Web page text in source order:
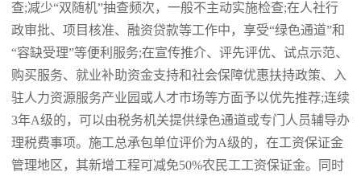
查;减少“双随机”抽查频次，一般不主动实施检查;在人社行
政审批、项目核准、融资贷款等工作中，享受“绿色通道”和
“容缺受理”等便利服务;在宣传推介、评先评优、试点示范、
购买服务、就业补助资金支持和社会保障优惠扶持政策、入
驻人力资源服务产业园或人才市场等方面予以优先推荐;连续
3年A级的，可以由税务机关提供绿色通道或专门人员辅导办
理税费事项。施工总承包单位评价为A级的，在工资保证金
管理地区，其新增工程可减免50%农民工工资保证金。同时